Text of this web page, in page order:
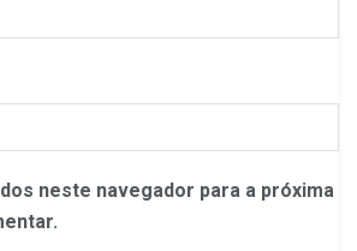
neste navegador para a próxima